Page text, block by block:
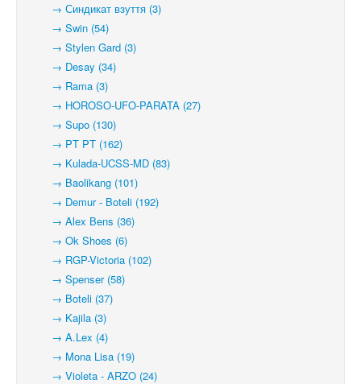
→ Синдикат взуття (3)
→ Swin (54)
→ Stylen Gard (3)
→ Desay (34)
→ Rama (3)
→ HOROSO-UFO-PARATA (27)
→ Supo (130)
→ PT PT (162)
→ Kulada-UCSS-MD (83)
→ Baolikang (101)
→ Demur - Boteli (192)
→ Alex Bens (36)
→ Ok Shoes (6)
→ RGP-Victoria (102)
→ Spenser (58)
→ Boteli (37)
→ Kajila (3)
→ A.Lex (4)
→ Mona Lisa (19)
→ Violeta - ARZO (24)